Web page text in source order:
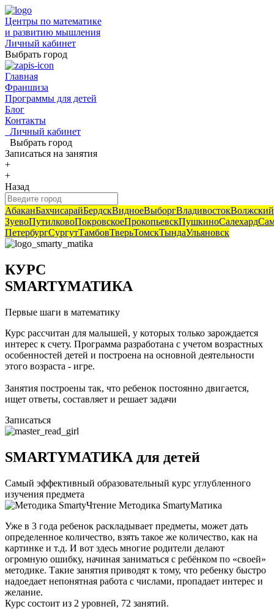
Центры по математике
и развитию мышления
Личный кабинет
Выбрать город
Главная
Франшиза
Программы для детей
Блог
Контакты
Личный кабинет
Выбрать город
Записаться на занятия
+
+
Назад
АбаканБахчисарайБердскВидноеВыборгВладивостокВолжский
ЗуевоПутилковоПокровскоеПрокопьевскПушкиноСалехард
ПетербургСургутТамбовТверьТомскТындаУльяновск
КУРС
SMARTYМАТИКА
Первые шаги в математику
Курс рассчитан для малышей, у которых только зарождается
интерес к счету. Программа разработана с учетом возрастных
особенностей детей и построена на основной деятельности
этого возраста - игре.
Занятия построены так, что ребенок постоянно двигается,
ищет ответы, составляет и решает задачи
Записаться
SMARTYМАТИКА для детей
Самый эффективный образовательный курс углубленного
изучения предмета
Методика SmartyМатика
Уже в 3 года ребенок раскладывает предметы, может дать
определенное количество, взять такое же количество, как на
картинке и т.д. И вот здесь многие родители делают
огромную ошибку, начиная заниматься с ребёнком по «своей»
методике. Такие занятия приводят к тому, что ребенку быстро
надоедает непонятная работа с числами, пропадает интерес и
желание.
Курс состоит из 2 уровней, 72 занятий.